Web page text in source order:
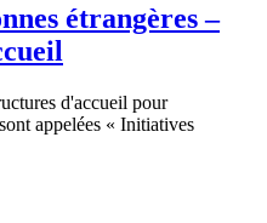
étrangères –
d'accueil pour
appelées « Initiatives